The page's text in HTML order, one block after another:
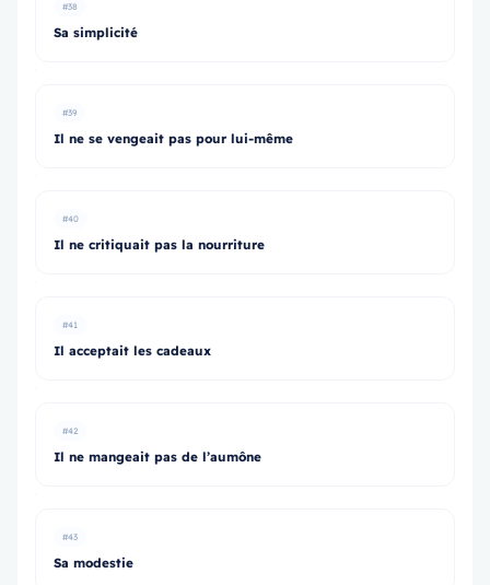
#38
Sa simplicité
#39
Il ne se vengeait pas pour lui-même
#40
Il ne critiquait pas la nourriture
#41
Il acceptait les cadeaux
#42
Il ne mangeait pas de l’aumône
#43
Sa modestie